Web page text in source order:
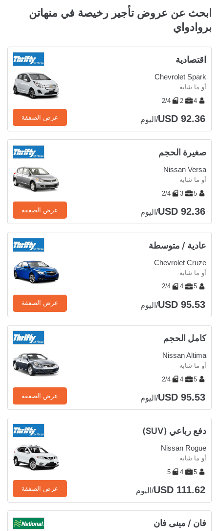
ابحث عن عروض تأجير رخيصة في منهاتن
بروادواي
اقتصادية
Chevrolet Spark
أو ما شابه
4
2
2/4
USD 92.36/اليوم عرض الصفقة
صغيرة الحجم
Nissan Versa
أو ما شابه
5
3
2/4
USD 92.36/اليوم عرض الصفقة
عادية / متوسطة
Chevrolet Cruze
أو ما شابه
5
4
2/4
USD 95.53/اليوم عرض الصفقة
كامل الحجم
Nissan Altima
أو ما شابه
5
4
2/4
USD 95.53/اليوم عرض الصفقة
دفع رباعي (SUV)
Nissan Rogue
أو ما شابه
5
4
5
USD 111.62/اليوم عرض الصفقة
فان / مينى فان